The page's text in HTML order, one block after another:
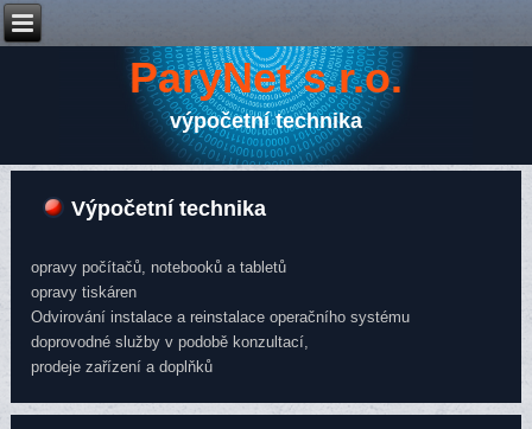
ParyNet s.r.o.
výpočetní technika
Výpočetní technika
opravy počítačů, notebooků a tabletů
opravy tiskáren
Odvirování instalace a reinstalace operačního systému
doprovodné služby v podobě konzultací,
prodeje zařízení a doplňků